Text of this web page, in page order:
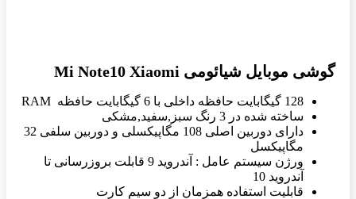
گوشی موبایل شیائومی Mi Note10 Xiaomi
128 گیگابایت حافظه داخلی با 6 گیگابایت حافظه RAM
ساخته شده در 3 رنگ سبز,سفید,مشکی
دارای دوربین اصلی 108 مگاپیکسلی و دوربین سلفی 32
مگاپیکسل
ورژن سیستم عامل : آندروید 9 قابلت بروزرسانی تا
آندروید 10
قابلیت استفاده همزمان از دو سیم کارت